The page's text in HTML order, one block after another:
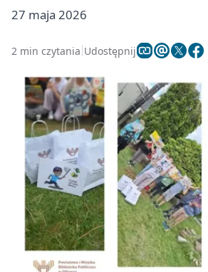
27 maja 2026
2 min czytania Udostępnij